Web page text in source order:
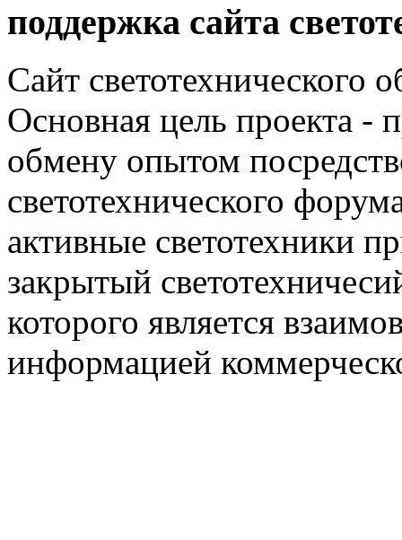
поддержка сайта
Сайт светотехнического
Основная цель проекта -
обмену опытом
светотехнического
активные светотехники
закрытый
которого является
информацией